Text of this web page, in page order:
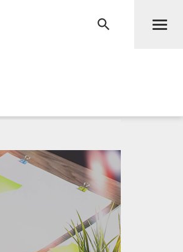
RECHERCHE